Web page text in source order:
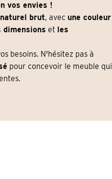
vos envies !
brut, avec une couleur
et les
besoins. N'hésitez pas à
pour concevoir le meuble qui